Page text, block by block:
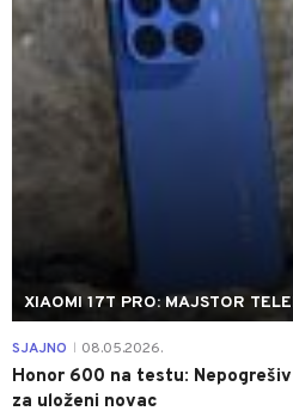
XIAOMI 17T PRO: MAJSTOR
SJAJNO 08.05.2026.
Honor 600 na testu:
za uloženi novac